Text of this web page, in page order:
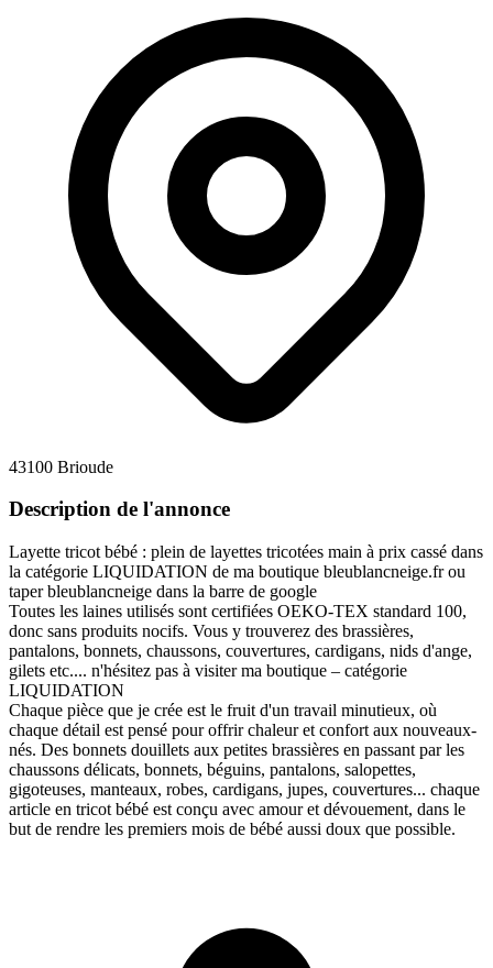
43100 Brioude
Description de l'annonce
Layette tricot bébé : plein de layettes tricotées main à prix cassé dans
la catégorie LIQUIDATION de ma boutique bleublancneige.fr ou
taper bleublancneige dans la barre de google
Toutes les laines utilisés sont certifiées OEKO-TEX standard 100,
donc sans produits nocifs. Vous y trouverez des brassières,
pantalons, bonnets, chaussons, couvertures, cardigans, nids d'ange,
gilets etc.... n'hésitez pas à visiter ma boutique – catégorie
LIQUIDATION
Chaque pièce que je crée est le fruit d'un travail minutieux, où
chaque détail est pensé pour offrir chaleur et confort aux nouveaux-
nés. Des bonnets douillets aux petites brassières en passant par les
chaussons délicats, bonnets, béguins, pantalons, salopettes,
gigoteuses, manteaux, robes, cardigans, jupes, couvertures... chaque
article en tricot bébé est conçu avec amour et dévouement, dans le
but de rendre les premiers mois de bébé aussi doux que possible.